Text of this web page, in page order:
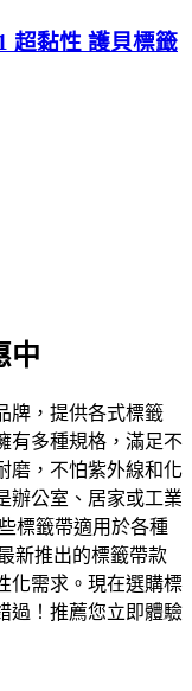
超黏性 護貝標籤
中
牌，提供各式標籤
有多種規格，滿足不
磨，不怕紫外線和化
辦公室、居家或工業
標籤帶適用於各種
新推出的標籤帶款
化需求。現在選購標
過！推薦您立即體驗